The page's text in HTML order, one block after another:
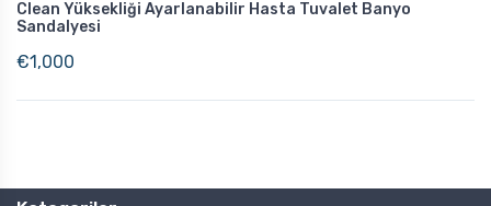
Clean Yüksekliği Ayarlanabilir Hasta Tuvalet Banyo
Sandalyesi
€1,000